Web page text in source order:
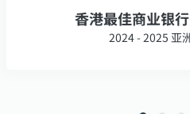
香港最佳商业银
2024 - 2025 亚